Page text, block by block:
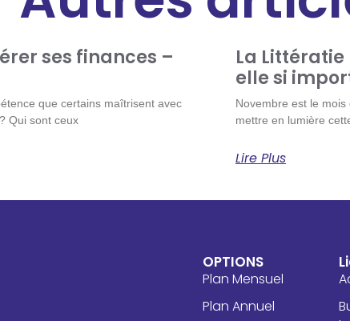
ses finances –
que certains maîtrisent avec
Qui sont ceux
La
elle si
Novembre est le
mettre en lumière
Lire Plus
OPTIONS
Plan Mensuel
Plan Annuel